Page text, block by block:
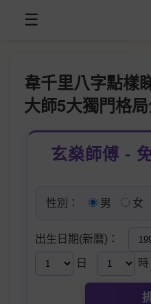
☰
韋千里八字點樣
大師5大獨門格
玄燊師傅 -
性別： 男 女
出生日期(新曆)：
日 時